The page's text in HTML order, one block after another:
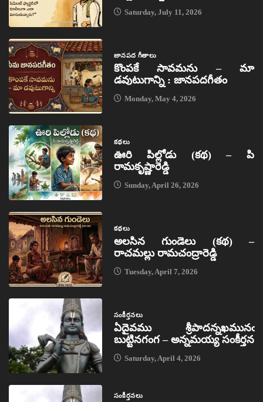
Saturday, July 11, 2026
జానపద గీతాలు
కొంపకే సావమను – మా
డవుటుగాన్ని : జానపదగీతం
Monday, May 4, 2026
కథలు
ఊరి పిల్లోడు (కథ) – పి
రామకృష్ణారెడ్డి
Sunday, April 26, 2026
కథలు
అలసిన గుండెలు (కథ) –
రాచమల్లు రామచంద్రారెడ్డి
Tuesday, April 7, 2026
సంకీర్తనలు
ఏదైవము శ్రీపాదన్నఖమునఁ
బుట్టినగంగ – అన్నమయ్య సంకీర్తన
Saturday, April 4, 2026
సంకీర్తనలు